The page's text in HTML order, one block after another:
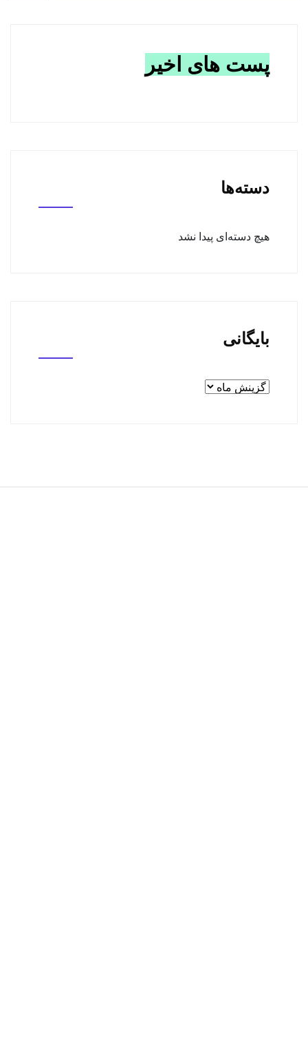
پست های اخیر
دسته‌ها
هیچ دسته‌ای پیدا نشد
بایگانی